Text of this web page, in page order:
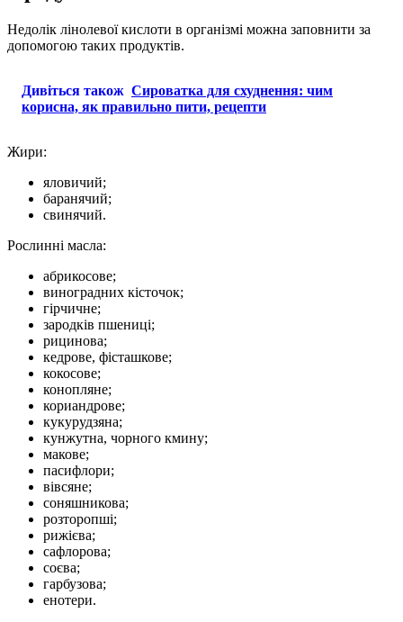
Недолік лінолевої кислоти в організмі можна заповнити за
допомогою таких продуктів.
Дивіться також Сироватка для схуднення: чим
корисна, як правильно пити, рецепти
Жири:
яловичий;
баранячий;
свинячий.
Рослинні масла:
абрикосове;
виноградних кісточок;
гірчичне;
зародків пшениці;
рицинова;
кедрове, фісташкове;
кокосове;
конопляне;
кориандрове;
кукурудзяна;
кунжутна, чорного кмину;
макове;
пасифлори;
вівсяне;
соняшникова;
розторопші;
рижієва;
сафлорова;
соєва;
гарбузова;
енотери.